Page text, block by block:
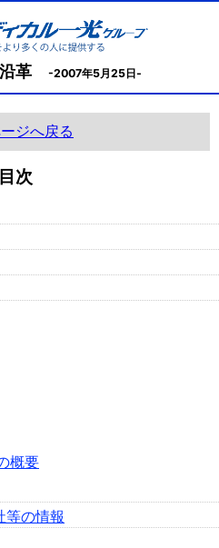
革 -2007年5月25日-
ジへ戻る
目次
概要
等の情報